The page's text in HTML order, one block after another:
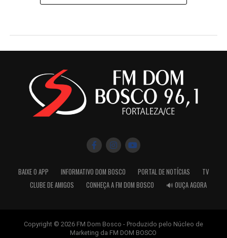
BAIXE O APP INFORMATIVO DOM BOSCO PORTAL DE NOTÍCIAS
TV
CLUBE DE AMIGOS
CONHEÇA A FM DOM BOSCO 🔊 OUÇA AGORA
Copyright © 2026 FM Dom Bosco - Produzido pelo Núcleo de
Marketing da FM DOM BOSCO